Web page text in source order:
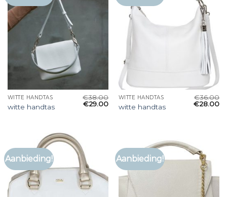
WITTE HANDTAS
witte handtas
€38.00
€29.00
WITTE HANDTAS
witte handtas
€36.00
€28.00
Aanbieding! Aanbieding!